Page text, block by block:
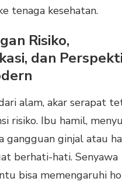
tenaga kesehatan.
Risiko,
dan
alam, akar serapat
risiko. Ibu hamil,
gangguan ginjal atau
berhati-hati. Senyawa
bisa memengaruhi